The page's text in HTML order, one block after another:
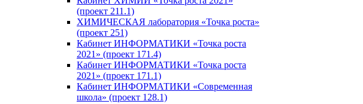
(проект 211.1)
ХИМИЧЕСКАЯ лаборатория «Точка роста»
(проект 251)
Кабинет ИНФОРМАТИКИ «Точка роста
2021» (проект 171.4)
Кабинет ИНФОРМАТИКИ «Точка роста
2021» (проект 171.1)
Кабинет ИНФОРМАТИКИ «Современная
школа» (проект 128.1)